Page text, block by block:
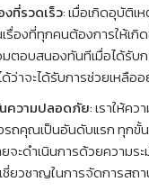
ที่รวดเร็ว: เมื่อเกิดอุบัติเ
รื่องที่ทุกคนต้องการให้เกิ
ตอบสนองทันทีเมื่อได้รับก
าจะได้รับการช่วยเหลืออ
ความปลอดภัย: เราให้ค
ถคุณเป็นอันดับแรก ทุกขั้
จะดำเนินการด้วยความร
ชี่ยวชาญในการจัดการสถ